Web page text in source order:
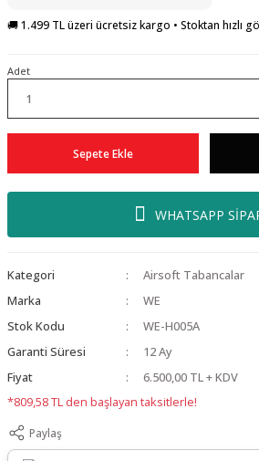
🚚 1.499 TL üzeri ücretsiz kargo • Stoktan hızlı
Adet
Sepete Ekle
WHATSAPP
Kategori
Airsoft Tabancalar
Marka
WE
Stok Kodu
WE-H005A
Garanti Süresi
12 Ay
Fiyat
6.500,00 TL + KDV
*809,58 TL den başlayan taksitlerle!
Paylaş